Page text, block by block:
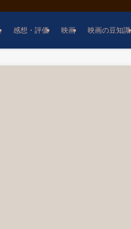
感想・評価 映画 映画の豆知識